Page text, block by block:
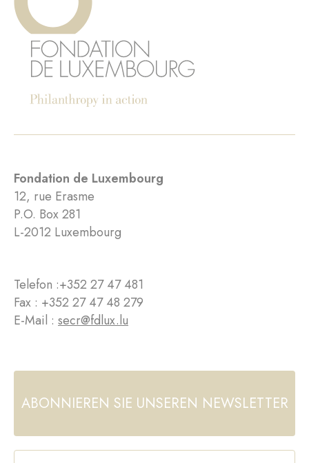
Fondation de Luxembourg
12, rue Erasme
P.O. Box 281
L-2012 Luxembourg
Telefon :+352 27 47 481
Fax : +352 27 47 48 279
E-Mail : secr@fdlux.lu
ABONNIEREN SIE UNSEREN NEWSLETTER